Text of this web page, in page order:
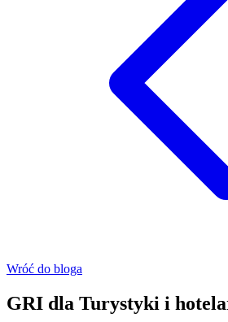
Wróć do bloga
GRI dla Turystyki i